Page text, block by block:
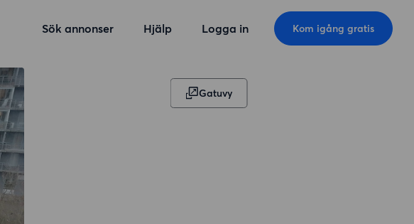
Sök annonser Hjälp Logga in Kom igång gratis
Gatuvy